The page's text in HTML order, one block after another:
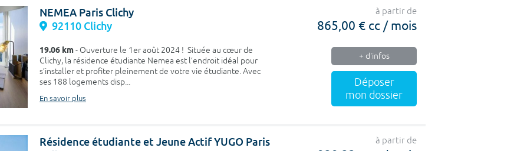
NEMEA Paris Clichy
92110 Clichy
19.06 km- Ouverture le 1er août 2024 ! Située au cœur de
Clichy, la résidence étudiante Nemea est l’endroit idéal pour
s’installer et profiter pleinement de votre vie étudiante. Avec
ses 188 logements disp...
En savoir plus
à partir de
865,00 € cc / mois
+ d'infos
Déposer
mon dossier
Résidence étudiante et Jeune Actif YUGO Paris
à partir de